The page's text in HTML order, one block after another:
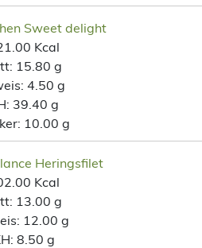
Sweet delight
Kcal
15.80 g
4.50 g
39.40 g
10.00 g
Heringsfilet
Kcal
13.00 g
12.00 g
8.50 g